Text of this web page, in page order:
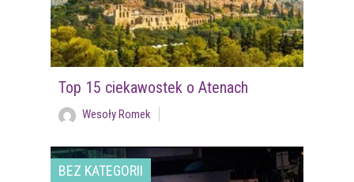
Top 15 ciekawostek o Atenach
Wesoły Romek
BEZ KATEGORII